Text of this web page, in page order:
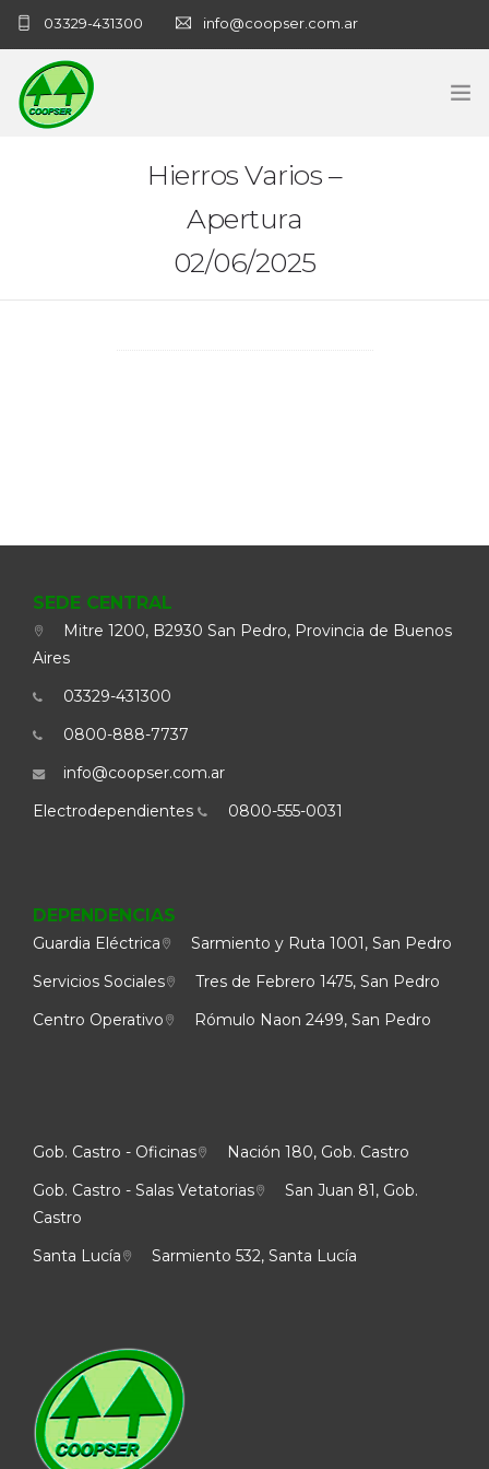
03329-431300 info@coopser.com.ar
Hierros Varios –
Apertura
02/06/2025
SEDE CENTRAL
Mitre 1200, B2930 San Pedro, Provincia de Buenos
Aires
03329-431300
0800-888-7737
info@coopser.com.ar
Electrodependientes
0800-555-0031
DEPENDENCIAS
Guardia Eléctrica
Sarmiento y Ruta 1001, San Pedro
Servicios Sociales
Tres de Febrero 1475, San Pedro
Centro Operativo
Rómulo Naon 2499, San Pedro
Gob. Castro - Oficinas
Nación 180, Gob. Castro
Gob. Castro - Salas Vetatorias
San Juan 81, Gob.
Castro
Santa Lucía
Sarmiento 532, Santa Lucía